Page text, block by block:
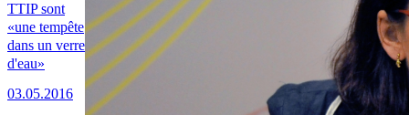
TTIP sont
«une tempête
dans un verre
d'eau»
03.05.2016